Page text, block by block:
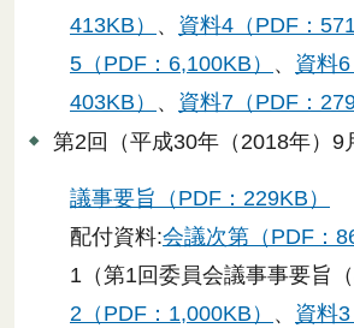
413KB） 、 資料4（PDF：
5（PDF：6,100KB） 、 資料6
403KB） 、 資料7（PDF：
第2回（平成30年（2018年）9
議事要旨（PDF：229KB）
配付資料:会議次第（PDF：
1（第1回委員会議事事要旨（
2（PDF：1,000KB） 、 資料3